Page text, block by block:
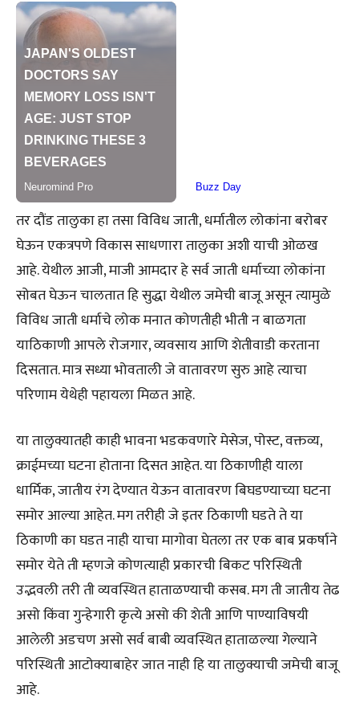
तर दौंड तालुका हा तसा विविध जाती, धर्मातील लोकांना बरोबर
घेऊन एकत्रपणे विकास साधणारा तालुका अशी याची ओळख
आहे. येथील आजी, माजी आमदार हे सर्व जाती धर्माच्या लोकांना
सोबत घेऊन चालतात हि सुद्धा येथील जमेची बाजू असून त्यामुळे
विविध जाती धर्माचे लोक मनात कोणतीही भीती न बाळगता
याठिकाणी आपले रोजगार, व्यवसाय आणि शेतीवाडी करताना
दिसतात. मात्र सध्या भोवताली जे वातावरण सुरु आहे त्याचा
परिणाम येथेही पहायला मिळत आहे.
या तालुक्यातही काही भावना भडकवणारे मेसेज, पोस्ट, वक्तव्य,
क्राईमच्या घटना होताना दिसत आहेत. या ठिकाणीही याला
धार्मिक, जातीय रंग देण्यात येऊन वातावरण बिघडण्याच्या घटना
समोर आल्या आहेत. मग तरीही जे इतर ठिकाणी घडते ते या
ठिकाणी का घडत नाही याचा मागोवा घेतला तर एक बाब प्रकर्षाने
समोर येते ती म्हणजे कोणत्याही प्रकारची बिकट परिस्थिती
उद्भवली तरी ती व्यवस्थित हाताळण्याची कसब. मग ती जातीय तेढ
असो किंवा गुन्हेगारी कृत्ये असो की शेती आणि पाण्याविषयी
आलेली अडचण असो सर्व बाबी व्यवस्थित हाताळल्या गेल्याने
परिस्थिती आटोक्याबाहेर जात नाही हि या तालुक्याची जमेची बाजू
आहे.